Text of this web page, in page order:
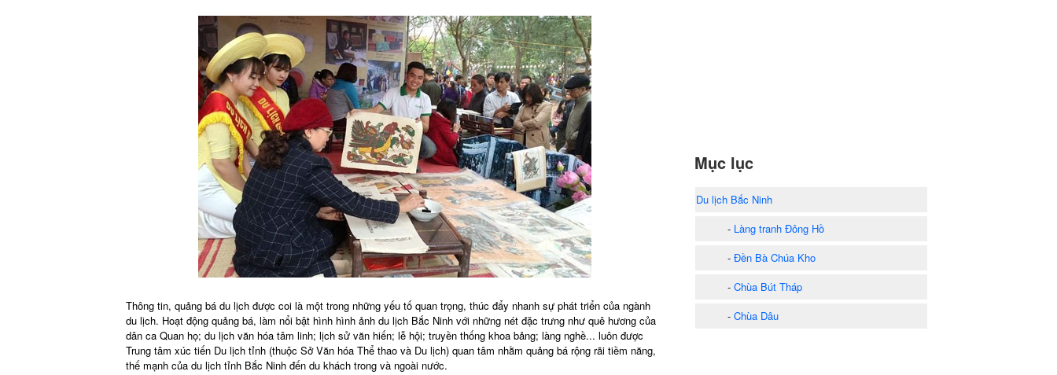
Thông tin, quảng bá du lịch được coi là một trong những yếu tố quan trọng, thúc đẩy nhanh sự phát triển của ngành
du lịch. Hoạt động quảng bá, làm nổi bật hình hình ảnh du lịch Bắc Ninh với những nét đặc trưng như quê hương của
dân ca Quan họ; du lịch văn hóa tâm linh; lịch sử văn hiến; lễ hội; truyền thống khoa bảng; làng nghề... luôn được
Trung tâm xúc tiến Du lịch tỉnh (thuộc Sở Văn hóa Thể thao và Du lịch) quan tâm nhằm quảng bá rộng rãi tiềm năng,
thế mạnh của du lịch tỉnh Bắc Ninh đến du khách trong và ngoài nước.
Mục lục
Du lịch Bắc Ninh
- Làng tranh Đông Hồ
- Đền Bà Chúa Kho
- Chùa Bút Tháp
- Chùa Dâu